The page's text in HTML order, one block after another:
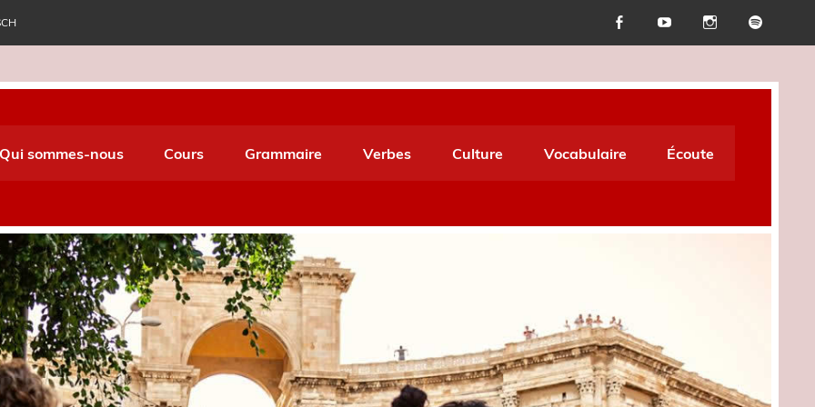
World Italiano
Qui sommes-nous Cours Grammaire Verbes Culture Vocabulaire Écoute